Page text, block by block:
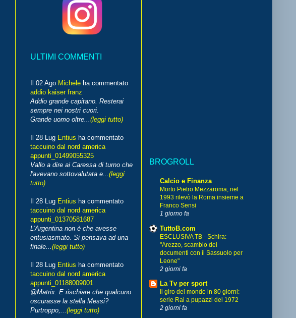
ULTIMI COMMENTI
Il 02 Ago Michele ha commentato
addio kaiser franz
Addio grande capitano. Resterai
sempre nei nostri cuori.
Grande uomo oltre...(leggi tutto)
Il 28 Lug Entius ha commentato
taccuino dal nord america
appunti_01499055325
Vallo a dire ai Caressa di turno che
l'avevano sottovalutata e...(leggi
tutto)
Il 28 Lug Entius ha commentato
taccuino dal nord america
appunti_01370581687
L'Argentina non è che avesse
entusiasmato. Si pensava ad una
finale...(leggi tutto)
Il 28 Lug Entius ha commentato
taccuino dal nord america
appunti_01188009001
@Matrix. E rischiare che qualcuno
oscurasse la stella Messi?
Purtroppo,...(leggi tutto)
BROGROLL
Calcio e Finanza
Morto Pietro Mezzaroma, nel
1993 rilevò la Roma insieme a
Franco Sensi
1 giorno fa
TuttoB.com
ESCLUSIVA TB - Schira:
"Arezzo, scambio dei
documenti con il Sassuolo per
Leone"
2 giorni fa
La Tv per sport
Il giro del mondo in 80 giorni:
serie Rai a pupazzi del 1972
2 giorni fa